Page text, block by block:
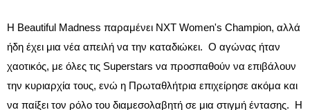
Η Beautiful Madness παραμένει NXT Women's Champion, αλλά
ήδη έχει μια νέα απειλή να την καταδιώκει. Ο αγώνας ήταν
χαοτικός, με όλες τις Superstars να προσπαθούν να επιβάλουν
την κυριαρχία τους, ενώ η Πρωταθλήτρια επιχείρησε ακόμα και
να παίξει τον ρόλο του διαμεσολαβητή σε μια στιγμή έντασης. Η